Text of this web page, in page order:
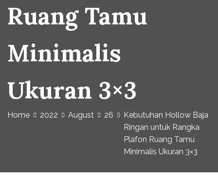
Ruang Tamu
Minimalis
Ukuran 3×3
Home 2022 August 26
Kebutuhan Hollow Baja
Ringan untuk Rangka
Plafon Ruang Tamu
Minimalis Ukuran 3×3